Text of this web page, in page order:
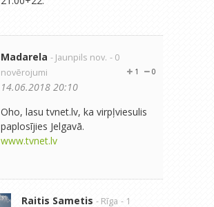
Madarela - Jaunpils nov. - 0
novērojumi
0
1
14.06.2018 20:10
Oho, lasu tvnet.lv, ka virpļviesulis
paplosījies Jelgavā.
www.tvnet.lv
Raitis Sametis - Rīga - 1